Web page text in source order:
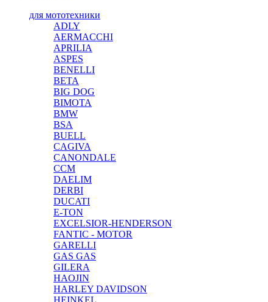
для мототехники
ADLY
AERMACCHI
APRILIA
ASPES
BENELLI
BETA
BIG DOG
BIMOTA
BMW
BSA
BUELL
CAGIVA
CANONDALE
CCM
DAELIM
DERBI
DUCATI
E-TON
EXCELSIOR-HENDERSON
FANTIC - MOTOR
GARELLI
GAS GAS
GILERA
HAOJIN
HARLEY DAVIDSON
HEINKEL